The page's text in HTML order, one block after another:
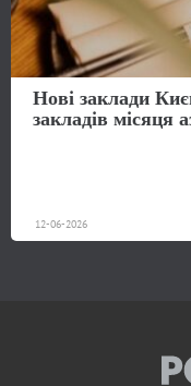
Нові заклади
закладів місяця
12-06-2026